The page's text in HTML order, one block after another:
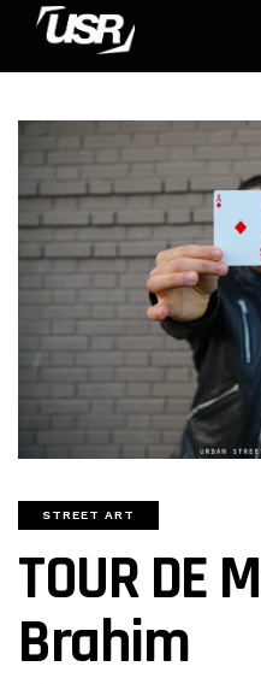
STREET ART
TOUR DE
Brahim